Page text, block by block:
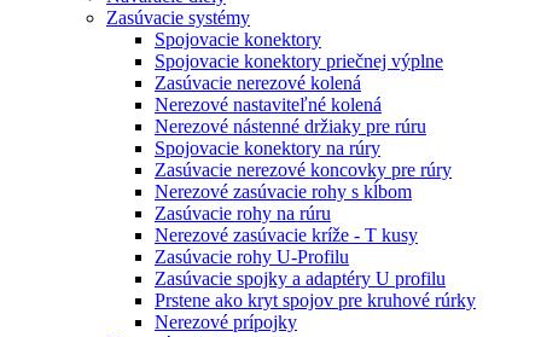
Zasúvacie systémy
Spojovacie konektory
Spojovacie konektory priečnej výplne
Zasúvacie nerezové kolená
Nerezové nastaviteľné kolená
Nerezové nástenné držiaky pre rúru
Spojovacie konektory na rúry
Zasúvacie nerezové koncovky pre rúry
Nerezové zasúvacie rohy s kĺbom
Zasúvacie rohy na rúru
Nerezové zasúvacie kríže - T kusy
Zasúvacie rohy U-Profilu
Zasúvacie spojky a adaptéry U profilu
Prstene ako kryt spojov pre kruhové rúrky
Nerezové prípojky